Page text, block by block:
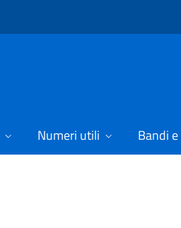
Numeri utili Bandi